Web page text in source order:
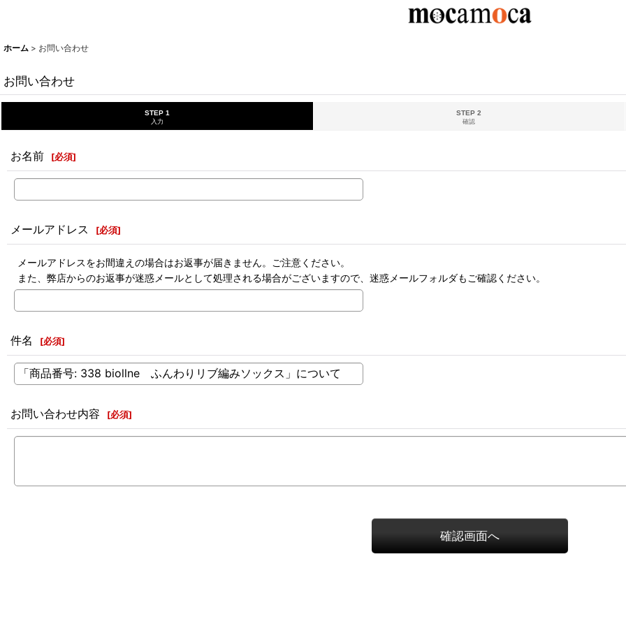
ホーム > お問い合わせ
お問い合わせ
STEP 1
入力
STEP 2
確認
お名前 [必須]
メールアドレス [必須]
メールアドレスをお間違えの場合はお返事が届きません。ご注意ください。
また、弊店からのお返事が迷惑メールとして処理される場合がございますので、迷惑メールフォルダもご確認ください。
件名 [必須]
お問い合わせ内容 [必須]
確認画面へ